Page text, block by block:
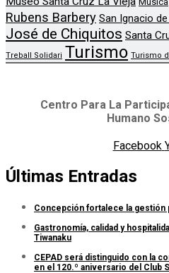
Rubens Barbery San Ignacio
José de Chiquitos Santa
Treball Solidari Turismo Turismo
Centro Para La
Humano
Facebook
Últimas Entradas
Concepción fortalece la
Gastronomía, calidad y
Tiwanaku
CEPAD será distinguido con la
en el 120.º aniversario del Club